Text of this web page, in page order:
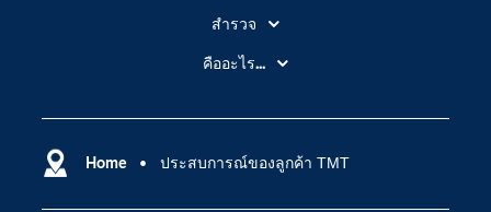
Home ประสบการณ์ของลูกค้า TMT
สำรวจ
สำหรับนักการศึกษา
SAS ของฉัน
การฝึกฝนและอบรม
คืออะไร...
ปัญญาประดิษฐ์